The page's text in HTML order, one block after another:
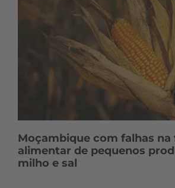
Moçambique com falhas
alimentar de pequenos
milho e sal